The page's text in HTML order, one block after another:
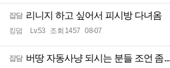
잡담 리니지 하고 싶어서 피시방 다녀옴
킹덤 Lv.53 조회 1457 08-07
잡담 버땅 자동사냥 되시는 분들 조언 좀...